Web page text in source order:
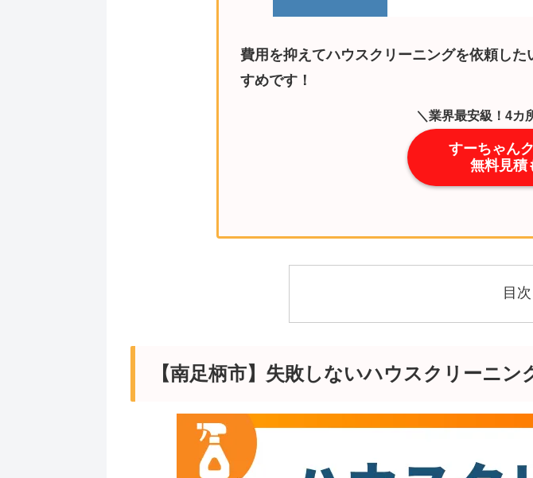
費用を抑えてハウスクリーニングを依頼し
すめです！
＼業界最安級！4カ
すーちゃん
無料見積
目次
【南足柄市】失敗しないハウスクリーニン